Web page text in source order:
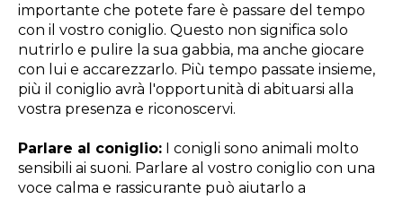
importante che potete fare è passare del tempo
con il vostro coniglio. Questo non significa solo
nutrirlo e pulire la sua gabbia, ma anche giocare
con lui e accarezzarlo. Più tempo passate insieme,
più il coniglio avrà l'opportunità di abituarsi alla
vostra presenza e riconoscervi.
Parlare al coniglio: I conigli sono animali molto
sensibili ai suoni. Parlare al vostro coniglio con una
voce calma e rassicurante può aiutarlo a